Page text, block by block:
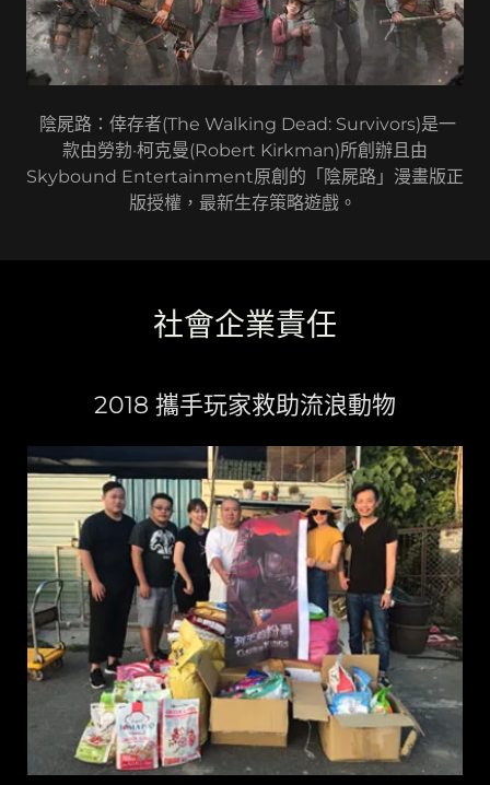
陰屍路：倖存者(The Walking Dead: Survivors)是一
款由勞勃·柯克曼(Robert Kirkman)所創辦且由
Skybound Entertainment原創的「陰屍路」漫畫版正
版授權，最新生存策略遊戲。
社會企業責任
2018 攜手玩家救助流浪動物